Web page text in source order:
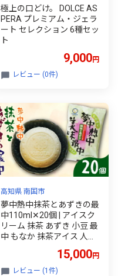
極上の口どけ。 DOLCE AS
PERA プレミアム・ジェラ
ート セレクション 6種セッ
ト
9,000円
レビュー (0件)
高知県 南国市
夢中熱中抹茶とあずきの最
中110ml✕20個 | アイスク
リーム 抹茶 あずき 小豆 最
中 もなか 抹茶アイス 人気
詰め合わせ スイーツ ジェ
ラート 久保田食品 高知県
15,000円
レビュー (1件)